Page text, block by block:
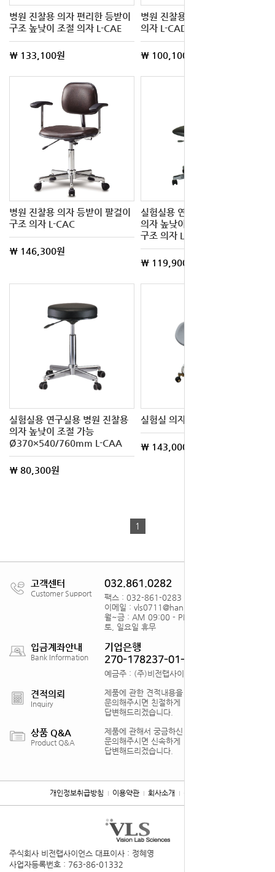
병원 진찰용 의자 편리한 등받이
구조 높낮이 조절 의자 L-CAE
\ 133,100원
병원 진찰용 의자 높낮이 조절
의자 L-CAD
\ 100,100원
병원 진찰용 의자 등받이 팔걸이
구조 의자 L-CAC
\ 146,300원
실험실용 연구용 병원 진찰용
의자 높낮이 조절 가능 등받이
구조 의자 L-CAB
\ 119,900원
실험실용 연구실용 병원 진찰용
의자 높낮이 조절 가능
Ø370×540/760mm L-CAA
\ 80,300원
실험실 의자 Laboratory Chair
\ 143,000원
1
고객센터
Customer Support
032.861.0282
팩스 : 032-861-0283
이메일 : vls0711@hanmail.net
월~금 : AM 09:00 - PM18:00
토, 일요일 휴무
입금계좌안내
Bank Information
기업은행
270-178237-01-012
예금주 : (주)비전랩사이언스
견적의뢰
Inquiry
제품에 관한 견적내용을
문의해주시면 친절하게
답변해드리겠습니다.
상품 Q&A
Product Q&A
제품에 관해서 궁금하신 점을
문의해주시면 신속하게
답변해드리겠습니다.
개인정보취급방침 이용약관 회사소개 찾아오시는 길
주식회사 비전랩사이언스 대표이사 : 정혜영
사업자등록번호 : 763-86-01332